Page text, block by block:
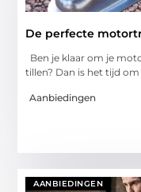
De perfecte
Ben je klaar om je
tillen? Dan is het tijd
Aanbiedingen
AANBIEDINGEN